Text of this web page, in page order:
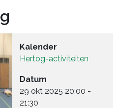
Kalender
Hertog-activiteiten
Datum
29 okt 2025 20:00 -
21:30